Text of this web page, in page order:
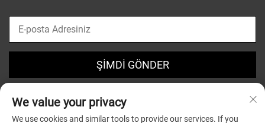
ŞİMDİ GÖNDER
We value your privacy
We use cookies and similar tools to provide our services. If you